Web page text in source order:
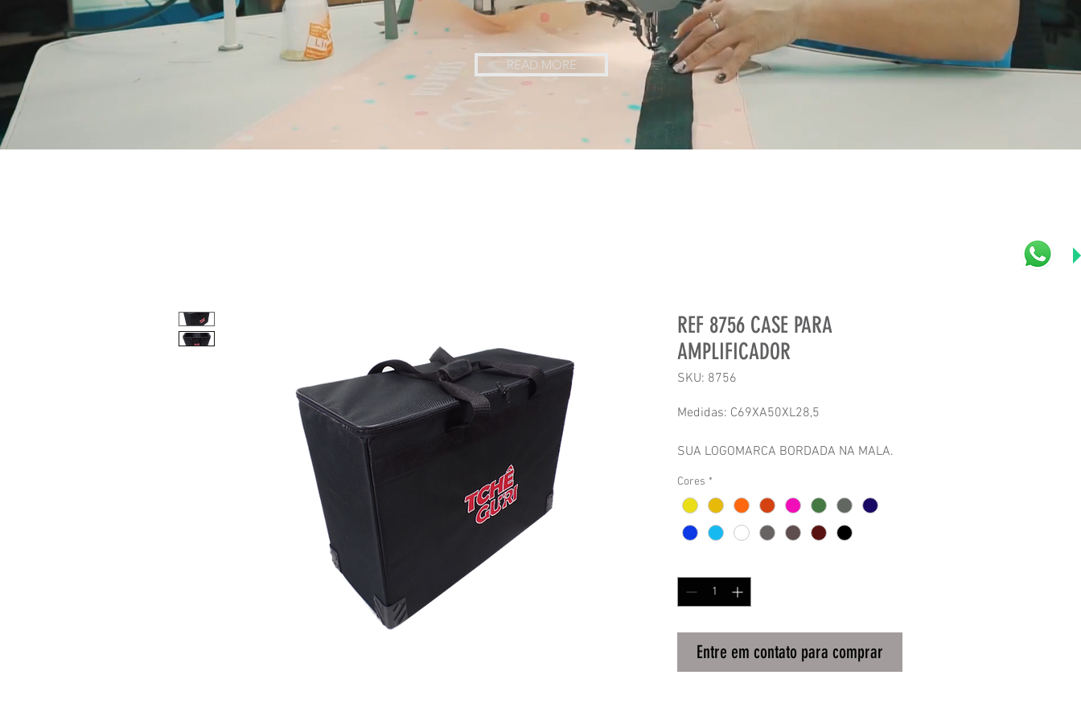
READ MORE
REF 8756 CASE PARA
AMPLIFICADOR
SKU: 8756
Medidas: C69XA50XL28,5
SUA LOGOMARCA BORDADA NA MALA.
Mala com estrutura e manta.
Para amplificador.
Cores *
Entre em contato para comprar